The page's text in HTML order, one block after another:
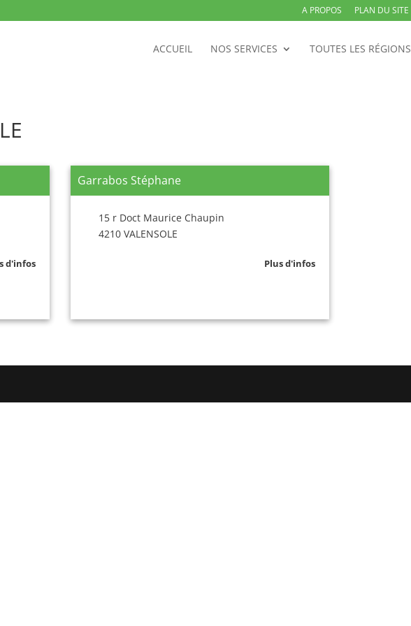
A PROPOS PLAN DU SITE
ACCUEIL NOS SERVICES TOUTES LES RÉGIONS
d'infos
Garrabos Stéphane
15 r Doct Maurice Chaupin
4210 VALENSOLE
Plus d'infos